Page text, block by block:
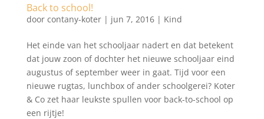
Back to school!
door contany-koter| jun 7, 2016| Kind
Het einde van het schooljaar nadert en dat betekent
dat jouw zoon of dochter het nieuwe schooljaar eind
augustus of september weer in gaat. Tijd voor een
nieuwe rugtas, lunchbox of ander schoolgerei? Koter
& Co zet haar leukste spullen voor back-to-school op
een rijtje!